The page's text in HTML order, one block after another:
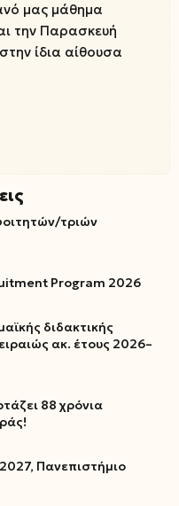
μας μάθημα
την Παρασκευή
ίδια αίθουσα
τριών
Program 2026
διδακτικής
ακ. έτους 2026–
88 χρόνια
Πανεπιστήμιο